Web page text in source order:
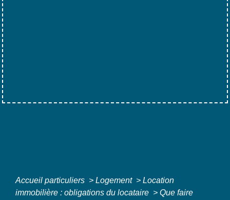
Accueil particuliers > Logement > Location
immobilière : obligations du locataire > Que faire